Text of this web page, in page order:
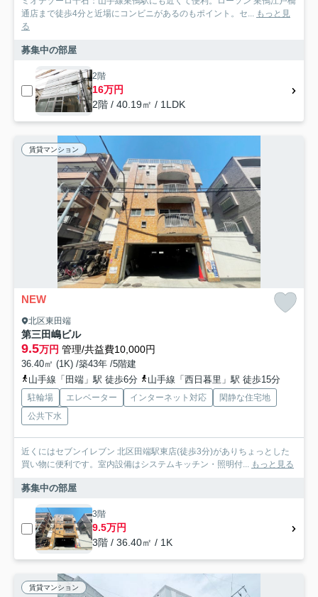
通店まで徒歩4分と近場にコンビニがあるのもポイント。セ... もっと見
る
募集中の部屋
2階
16万円
2階 / 40.19㎡ / 1LDK
賃貸マンション
NEW
北区東田端
第三田嶋ビル
9.5万円 管理/共益費10,000円
36.40㎡ (1K) /築43年 /5階建
山手線「田端」駅 徒歩6分
山手線「西日暮里」駅 徒歩15分
駐輪場 エレベーター インターネット対応
閑静な住宅地
公共下水
近くにはセブンイレブン 北区田端駅東店(徒歩3分)がありちょっとした
買い物に便利です。室内設備はシステムキッチン・照明付... もっと見る
募集中の部屋
3階
9.5万円
3階 / 36.40㎡ / 1K
賃貸マンション